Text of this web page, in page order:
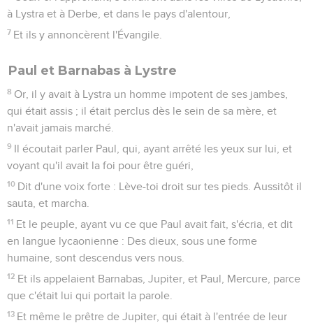
à Lystra et à Derbe, et dans le pays d'alentour,
7 Et ils y annoncèrent l'Évangile.
Paul et Barnabas à Lystre
8 Or, il y avait à Lystra un homme impotent de ses jambes,
qui était assis ; il était perclus dès le sein de sa mère, et
n'avait jamais marché.
9 Il écoutait parler Paul, qui, ayant arrêté les yeux sur lui, et
voyant qu'il avait la foi pour être guéri,
10 Dit d'une voix forte : Lève-toi droit sur tes pieds. Aussitôt il
sauta, et marcha.
11 Et le peuple, ayant vu ce que Paul avait fait, s'écria, et dit
en langue lycaonienne : Des dieux, sous une forme
humaine, sont descendus vers nous.
12 Et ils appelaient Barnabas, Jupiter, et Paul, Mercure, parce
que c'était lui qui portait la parole.
13 Et même le prêtre de Jupiter, qui était à l'entrée de leur